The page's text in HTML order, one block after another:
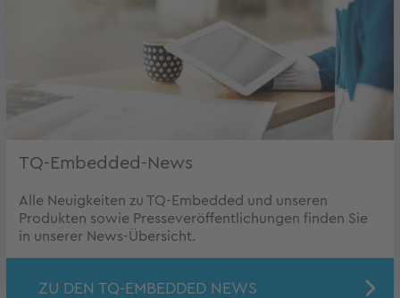
TQ-Embedded-News
Alle Neuigkeiten zu TQ-Embedded und unseren
Produkten sowie Presseveröffentlichungen finden Sie
in unserer News-Übersicht.
ZU DEN TQ-EMBEDDED NEWS